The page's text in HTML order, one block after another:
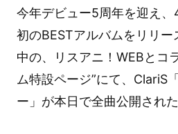
今年デビュー5周年を迎え
初のBESTアルバムをリリー
中の、リスアニ！WEBとコ
ム特設ページ”にて、ClariS
ー」が本日で全曲公開された